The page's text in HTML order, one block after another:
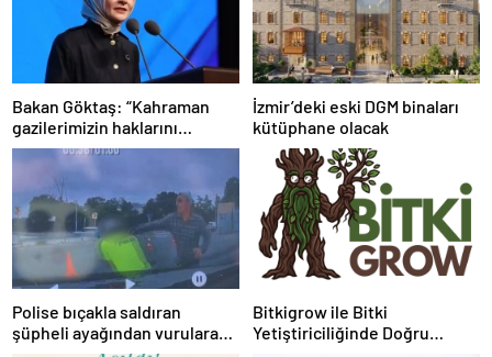
Bakan Göktaş: “Kahraman
gazilerimizin haklarını
güçlendiren yeni bir dönemin
kapılarını aralıyoruz”
İzmir’deki eski DGM binaları
kütüphane olacak
Polise bıçakla saldıran
şüpheli ayağından vurularak
Bitkigrow ile Bitki
Yetiştiriciliğinde Doğru